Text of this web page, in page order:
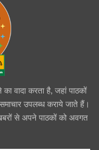
वादा करता है, जहां पाठकों
उपलब्ध कराये जाते हैं।
खबरों से अपने पाठकों को अवगत